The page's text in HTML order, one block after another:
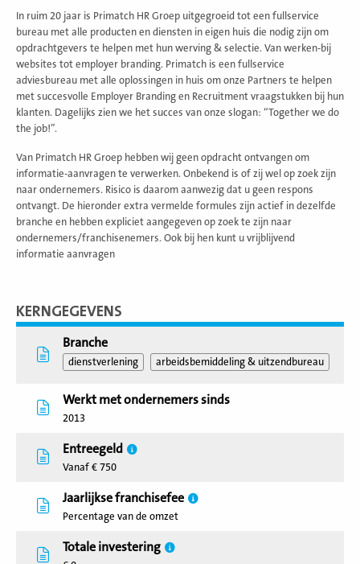
In ruim 20 jaar is Primatch HR Groep uitgegroeid tot een fullservice
bureau met alle producten en diensten in eigen huis die nodig zijn om
opdrachtgevers te helpen met hun werving & selectie. Van werken-bij
websites tot employer branding. Primatch is een fullservice
adviesbureau met alle oplossingen in huis om onze Partners te helpen
met succesvolle Employer Branding en Recruitment vraagstukken bij hun
klanten. Dagelijks zien we het succes van onze slogan: “Together we do
the job!”.
Van Primatch HR Groep hebben wij geen opdracht ontvangen om
informatie-aanvragen te verwerken. Onbekend is of zij wel op zoek zijn
naar ondernemers. Risico is daarom aanwezig dat u geen respons
ontvangt. De hieronder extra vermelde formules zijn actief in dezelfde
branche en hebben expliciet aangegeven op zoek te zijn naar
ondernemers/franchisenemers. Ook bij hen kunt u vrijblijvend
informatie aanvragen
KERNGEGEVENS
Branche
dienstverlening arbeidsbemiddeling & uitzendbureau
Werkt met ondernemers sinds
2013
Entreegeld
Vanaf € 750
Jaarlijkse franchisefee
Percentage van de omzet
Totale investering